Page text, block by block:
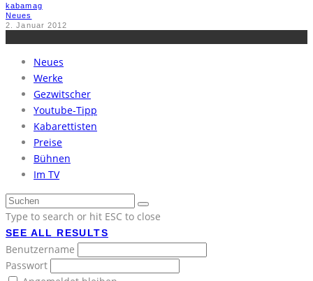
kabamag
Neues
2. Januar 2012
Neues
Werke
Gezwitscher
Youtube-Tipp
Kabarettisten
Preise
Bühnen
Im TV
Type to search or hit ESC to close
SEE ALL RESULTS
Benutzername
Passwort